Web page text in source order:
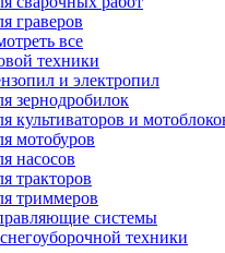
граверов
все
техники
и электропил
зернодробилок
культиваторов и
мотобуров
насосов
тракторов
триммеров
системы
техники